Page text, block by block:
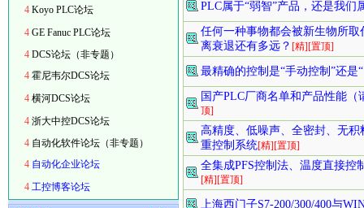
4 Koyo PLC论坛
4 GE Fanuc PLC论坛
4 DCS论坛（非专题）
4 霍尼韦尔DCS论坛
4 横河DCS论坛
4 浙大中控DCS论坛
4 自动化软件论坛（非专题）
4 自动化企业论坛
4 工控博客论坛
PLC属于“弱智”产品，还是我们
任何一种事物都会被新生物所
离衰退还有多远？ [精][置顶]
最精确的控制是“手动控制”还是
国产PLC厂商名单和产品性能
顶]
高精度、低噪声、全密封、无
重控制系统[精][置顶]
全集成PFS控制法、温度直接控
[精][置顶]
上海西门子S7-200/300/400与